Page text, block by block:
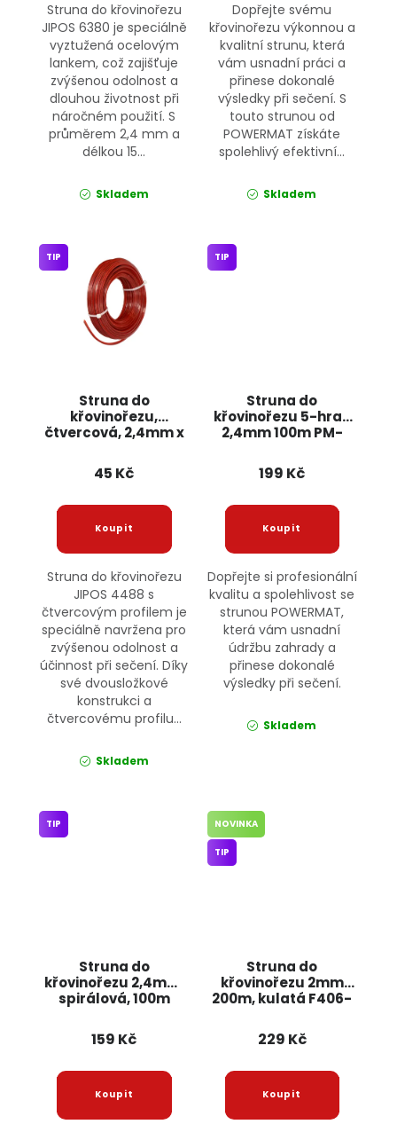
Struna do křovinořezu
JIPOS 6380 je speciálně
vyztužená ocelovým
lankem, což zajišťuje
zvýšenou odolnost a
dlouhou životnost při
náročném použití. S
průměrem 2,4 mm a
délkou 15...
Skladem
Dopřejte svému
křovinořezu výkonnou a
kvalitní strunu, která
vám usnadní práci a
přinese dokonalé
výsledky při sečení. S
touto strunou od
POWERMAT získáte
spolehlivý efektivní...
Skladem
Struna do
křovinořezu,
čtvercová, 2,4mm x
TIP
45 Kč
Struna do křovinořezu
JIPOS 4488 s
čtvercovým profilem je
speciálně navržena pro
zvýšenou odolnost a
účinnost při sečení. Díky
své dvousložkové
konstrukci a
čtvercovému profilu...
Skladem
Struna do
křovinořezu 5-hran
2,4mm 100m PM-
POWERMAT
TIP
199 Kč
Dopřejte si profesionální
kvalitu a spolehlivost se
strunou POWERMAT,
která vám usnadní
údržbu zahrady a
přinese dokonalé
výsledky při sečení.
Skladem
Struna do
křovinořezu 2,4mm,
spirálová, 100m
TIP
159 Kč
Struna do
křovinořezu 2mm
200m, kulatá F406-
NOVINKA
TIP
229 Kč